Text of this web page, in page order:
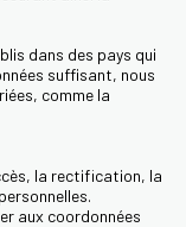
dans des pays qui
suffisant, nous
comme la
la rectification, la
aux coordonnées